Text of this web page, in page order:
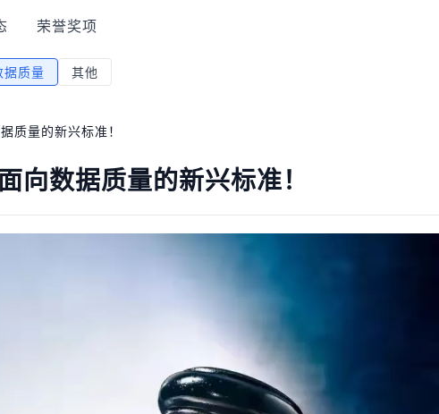
荣誉奖项
据质量 其他
质量的新兴标准！
向数据质量的新兴标准！